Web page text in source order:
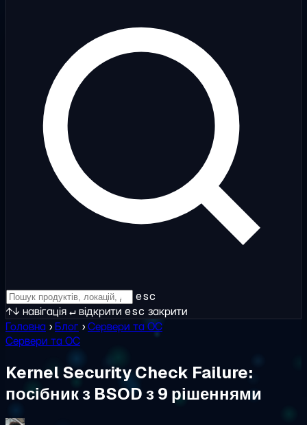
esc
↑↓ навігація↵відкрити esc закрити
Головна ›Блог ›Сервери та ОС
Сервери та ОС
Kernel Security Check Failure:
посібник з BSOD з 9 рішеннями